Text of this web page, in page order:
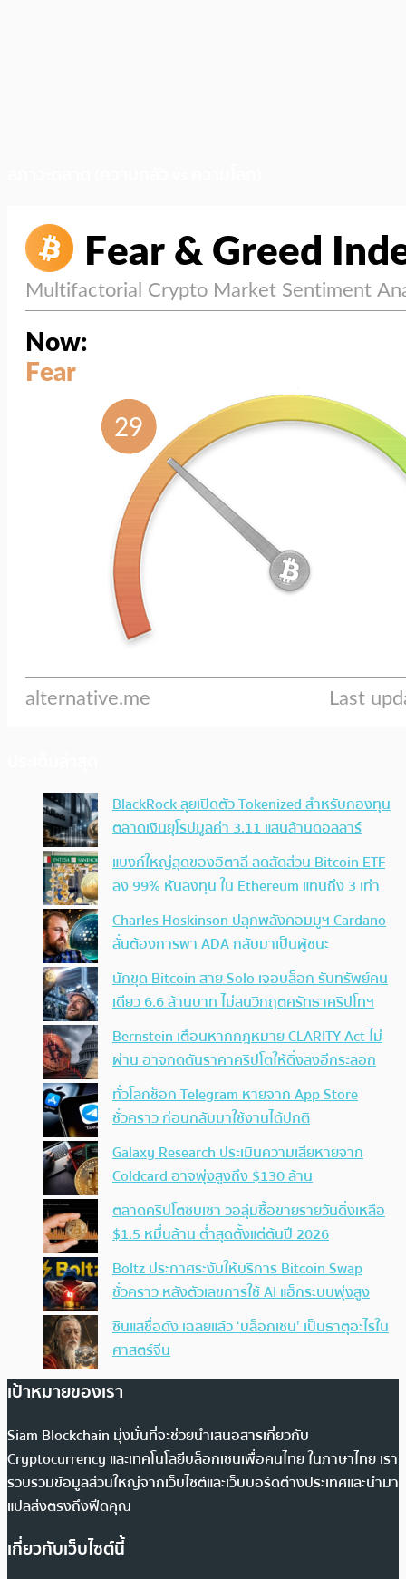
BlackRock ลุยเปิดตัว Tokenized สำหรับกองทุน
ตลาดเงินยุโรปมูลค่า 3.11 แสนล้านดอลลาร์
แบงก์ใหญ่สุดของอิตาลี ลดสัดส่วน Bitcoin ETF
ลง 99% หันลงทุน ใน Ethereum แทนถึง 3 เท่า
Charles Hoskinson ปลุกพลังคอมมูฯ Cardano
ลั่นต้องการพา ADA กลับมาเป็นผู้ชนะ
นักขุด Bitcoin สาย Solo เจอบล็อก รับทรัพย์คน
เดียว 6.6 ล้านบาท ไม่สนวิกฤตศรัทธาคริปโทฯ
Bernstein เตือนหากกฎหมาย CLARITY Act ไม่
ผ่าน อาจกดดันราคาคริปโตให้ดิ่งลงอีกระลอก
ทั่วโลกช็อก Telegram หายจาก App Store
ชั่วคราว ก่อนกลับมาใช้งานได้ปกติ
Galaxy Research ประเมินความเสียหายจาก
Coldcard อาจพุ่งสูงถึง $130 ล้าน
ตลาดคริปโตซบเซา วอลุ่มซื้อขายรายวันดิ่งเหลือ
$1.5 หมื่นล้าน ต่ำสุดตั้งแต่ต้นปี 2026
Boltz ประกาศระงับให้บริการ Bitcoin Swap
ชั่วคราว หลังตัวเลขการใช้ AI แฮ็กระบบพุ่งสูง
ซินแสชื่อดัง เฉลยแล้ว ‘บล็อกเชน’ เป็นธาตุอะไรใน
ศาสตร์จีน
เป้าหมายของเรา
Siam Blockchain มุ่งมั่นที่จะช่วยนำเสนอสารเกี่ยวกับ
Cryptocurrency และเทคโนโลยีบล็อกเชนเพื่อคนไทย ในภาษาไทย เรา
รวบรวมข้อมูลส่วนใหญ่จากเว็บไซต์และเว็บบอร์ดต่างประเทศและนำมา
แปลส่งตรงถึงฟีดคุณ
เกี่ยวกับเว็บไซต์นี้